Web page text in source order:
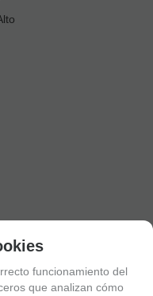
funcionamiento del
que analizan cómo